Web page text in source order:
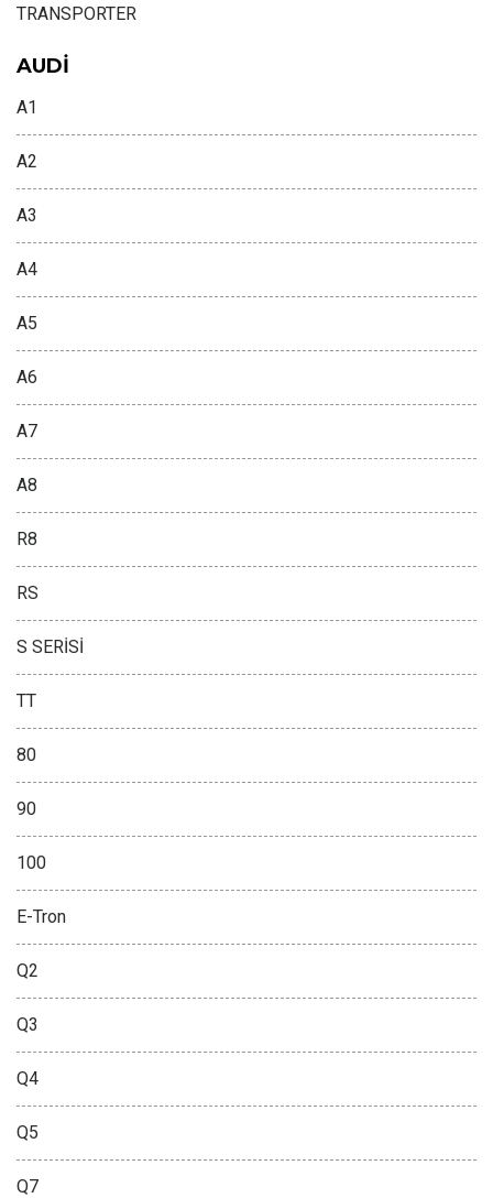
TRANSPORTER
AUDİ
A1
A2
A3
A4
A5
A6
A7
A8
R8
RS
S SERİSİ
TT
80
90
100
E-Tron
Q2
Q3
Q4
Q5
Q7